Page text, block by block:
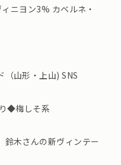
ニヨン3% カベルネ・
山形・上山) SNS
◆梅しそ系
鈴木さんの新ヴィンテー